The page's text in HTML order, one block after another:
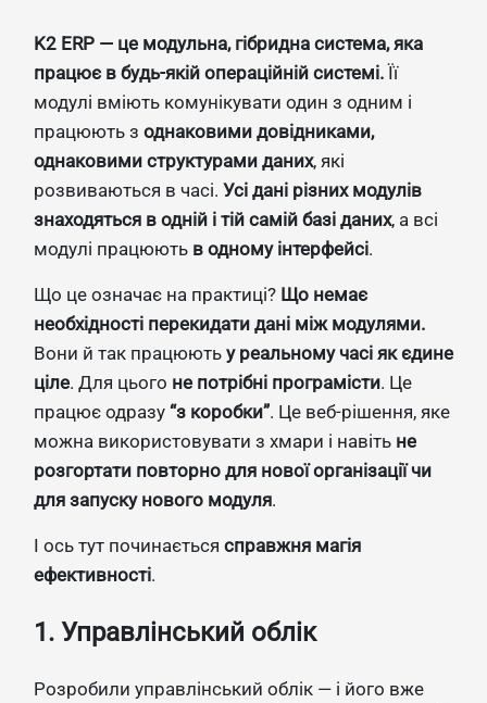
K2 ERP — це модульна, гібридна система, яка
працює в будь-якій операційній системі. Її
модулі вміють комунікувати один з одним і
працюють з однаковими довідниками,
однаковими структурами даних, які
розвиваються в часі. Усі дані різних модулів
знаходяться в одній і тій самій базі даних, а всі
модулі працюють в одному інтерфейсі.
Що це означає на практиці? Що немає
необхідності перекидати дані між модулями.
Вони й так працюють у реальному часі як єдине
ціле. Для цього не потрібні програмісти. Це
працює одразу “з коробки”. Це веб-рішення, яке
можна використовувати з хмари і навіть не
розгортати повторно для нової організації чи
для запуску нового модуля.
І ось тут починається справжня магія
ефективності.
1. Управлінський облік
Розробили управлінський облік — і його вже